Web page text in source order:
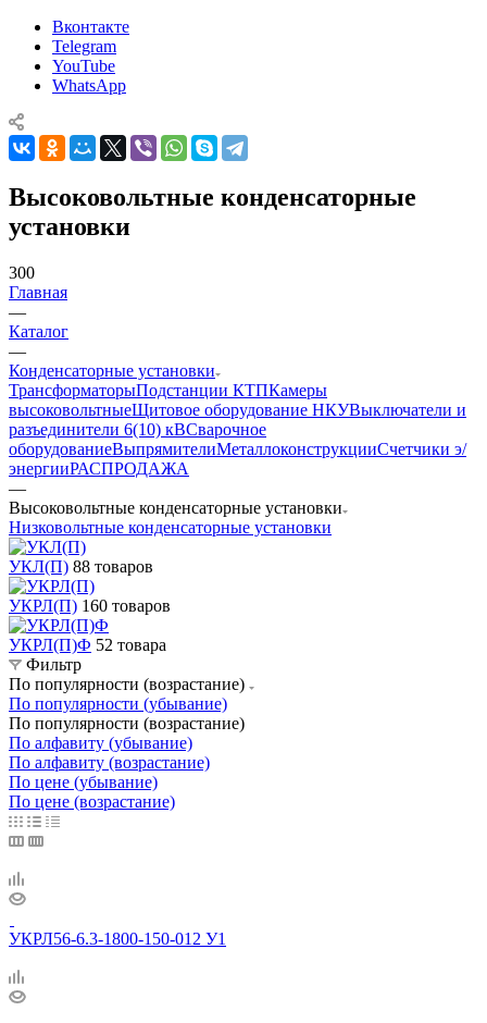
Вконтакте
Telegram
YouTube
WhatsApp
Высоковольтные конденсаторные
установки
300
Главная
—
Каталог
—
Конденсаторные установки
ТрансформаторыПодстанции КТПКамеры
высоковольтныеЩитовое оборудование НКУВыключатели и
разъединители 6(10) кВСварочное
оборудованиеВыпрямителиМеталлоконструкцииСчетчики э/
энергииРАСПРОДАЖА
—
Высоковольтные конденсаторные установки
Низковольтные конденсаторные установки
УКЛ(П) 88 товаров
УКРЛ(П) 160 товаров
УКРЛ(П)Ф 52 товара
Фильтр
По популярности (возрастание)
По популярности (убывание)
По популярности (возрастание)
По алфавиту (убывание)
По алфавиту (возрастание)
По цене (убывание)
По цене (возрастание)
УКРЛ56-6.3-1800-150-012 У1